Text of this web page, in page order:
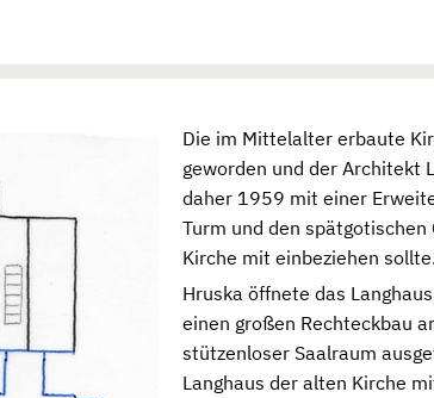
Die im Mittelalter erbaute
geworden und der Architekt
daher 1959 mit einer
Turm und den
Kirche mit einbeziehen sollte.
Hruska öffnete das
einen großen Rechteckbau
stützenloser Saalraum
Langhaus der alten Kirche